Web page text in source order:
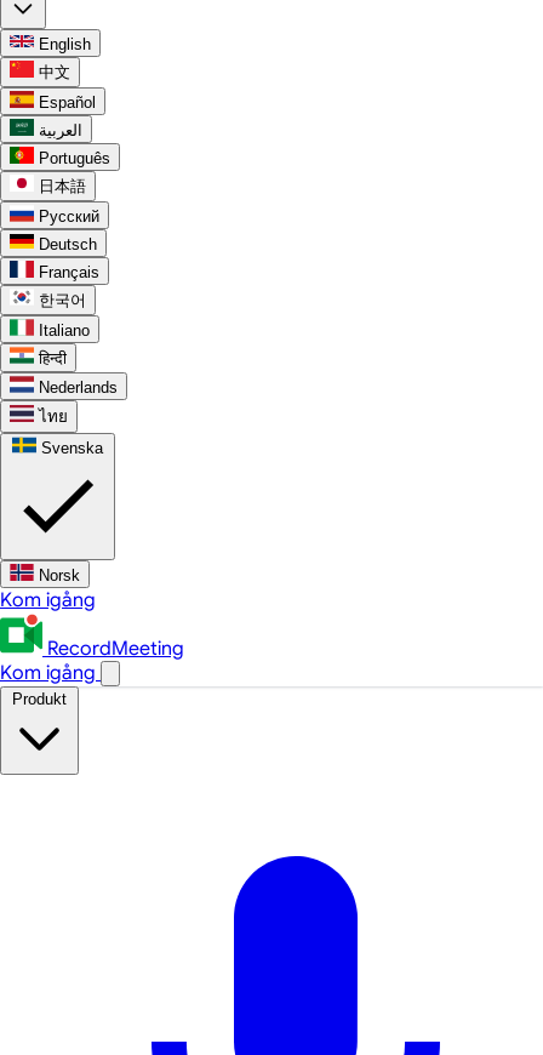
English
中文
Español
العربية
Português
日本語
Русский
Deutsch
Français
한국어
Italiano
हिन्दी
Nederlands
ไทย
Svenska
Norsk
Kom igång
RecordMeeting
Kom igång